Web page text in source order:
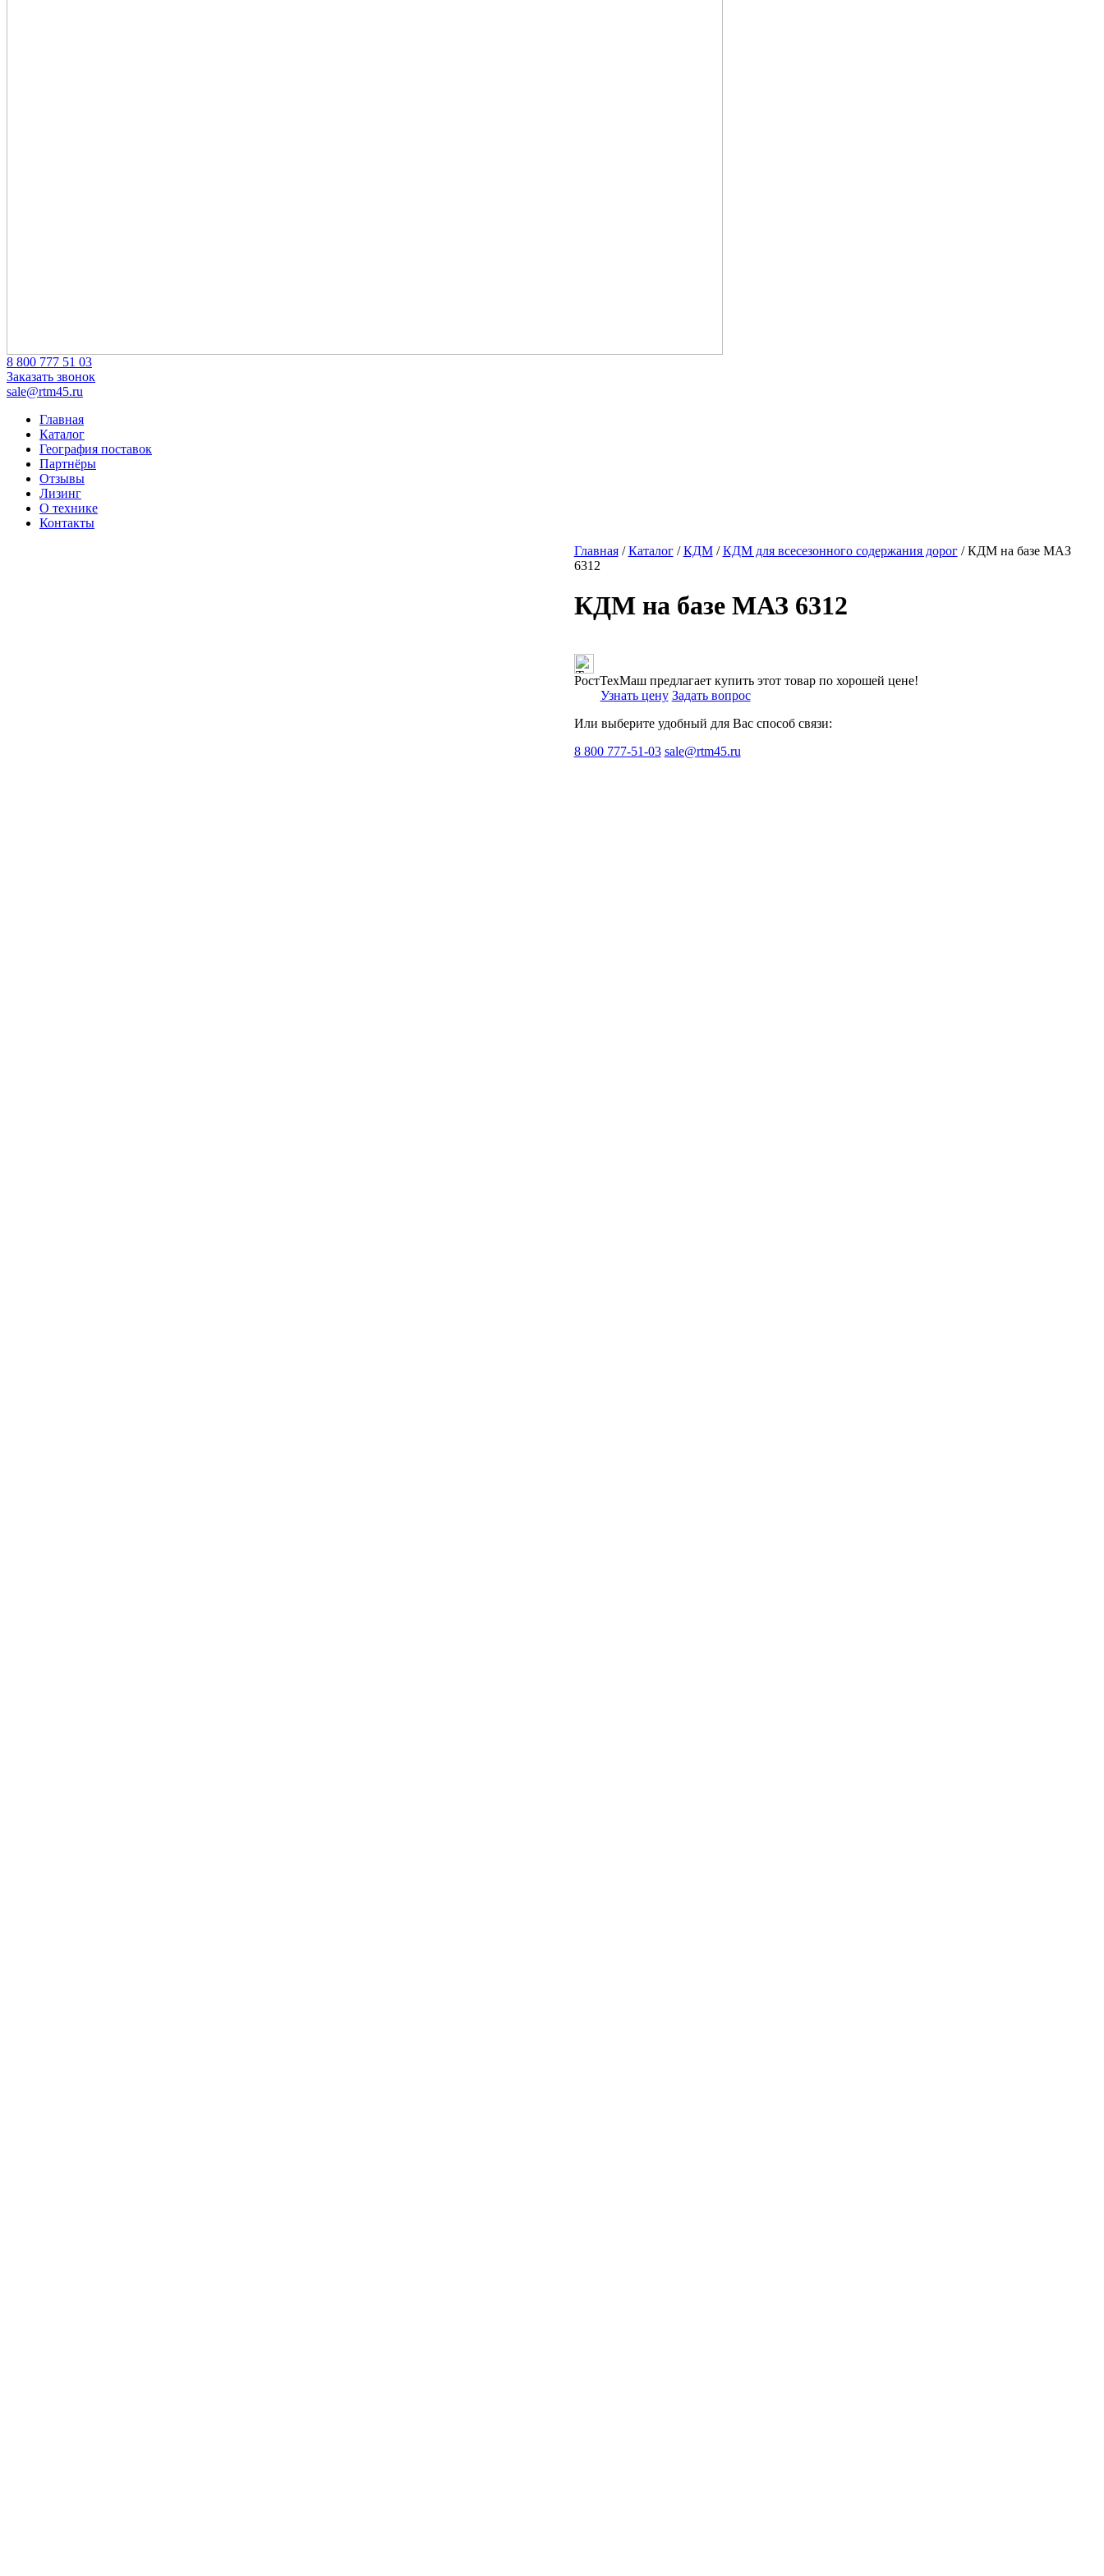
‎8 800 777 51 03
Заказать звонок
sale@rtm45.ru
Главная
Каталог
География поставок
Партнёры
Отзывы
Лизинг
О технике
Контакты
Главная/Каталог/КДМ/КДМ для всесезонного содержания дорог/ КДМ на базе МАЗ
6312
КДМ на базе МАЗ 6312
РостТехМаш предлагает купить этот товар по хорошей цене!
Узнать цену Задать вопрос
Или выберите удобный для Вас способ связи:
8 800 777-51-03 sale@rtm45.ru